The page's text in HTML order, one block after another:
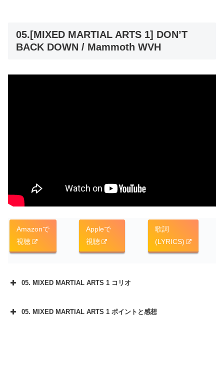
05.[MIXED MARTIAL ARTS 1] DON’T
BACK DOWN / Mammoth WVH
Amazonで
視聴
Appleで
視聴
歌詞
(LYRICS)
05. MIXED MARTIAL ARTS 1 コリオ
05. MIXED MARTIAL ARTS 1 ポイントと感想